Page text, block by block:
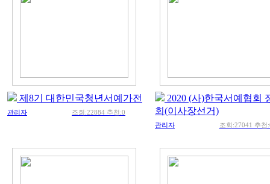
제8기 대한민국청년서예가전
관리자 조회:22884 추천:0
2020 (사)한국서예협회
회(이사장선거)
관리자 조회:27041 추천